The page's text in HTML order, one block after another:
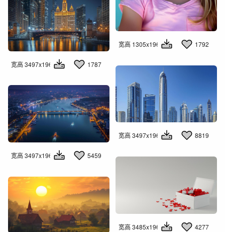
宽高 1305x1960 1792
宽高 3497x1960 1787
宽高 3497x1960 8819
宽高 3497x1960 5459
宽高 3485x1960 4277